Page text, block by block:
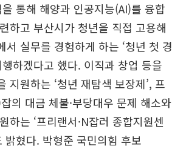
을 통해 해양과 인공지능(AI)를 융합
하고 부산시가 청년을 직접 고용해
서 실무를 경험하게 하는 ‘청년 첫 경
행하겠다고 했다. 이직과 창업 등을
지원하는 ‘청년 재탐색 보장제’, 프
의 대금 체불·부당대우 문제 해소와
하는 ‘프리랜서·N잡러 종합지원센
밝혔다. 박형준 국민의힘 후보